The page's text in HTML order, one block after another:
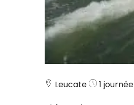
Leucate
1 journée